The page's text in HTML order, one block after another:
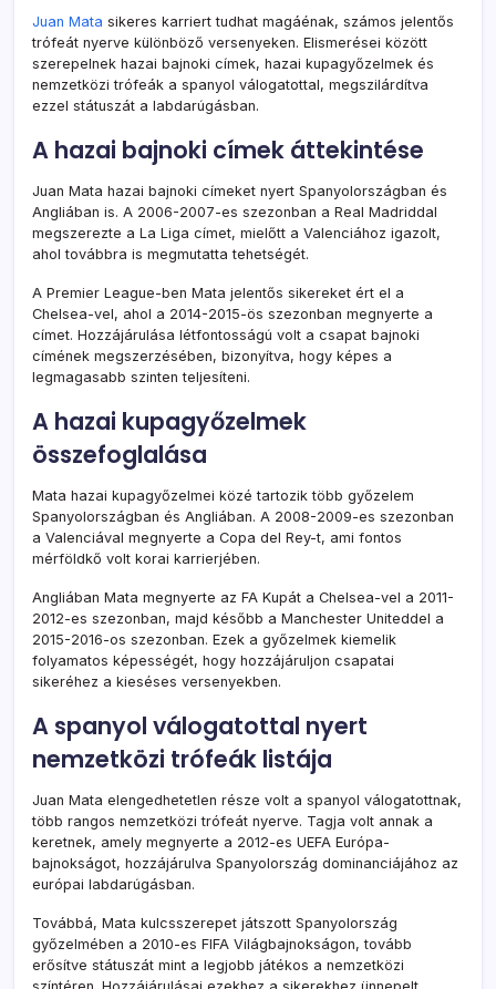
Juan Mata sikeres karriert tudhat magáénak, számos jelentős
trófeát nyerve különböző versenyeken. Elismerései között
szerepelnek hazai bajnoki címek, hazai kupagyőzelmek és
nemzetközi trófeák a spanyol válogatottal, megszilárdítva
ezzel státuszát a labdarúgásban.
A hazai bajnoki címek áttekintése
Juan Mata hazai bajnoki címeket nyert Spanyolországban és
Angliában is. A 2006-2007-es szezonban a Real Madriddal
megszerezte a La Liga címet, mielőtt a Valenciához igazolt,
ahol továbbra is megmutatta tehetségét.
A Premier League-ben Mata jelentős sikereket ért el a
Chelsea-vel, ahol a 2014-2015-ös szezonban megnyerte a
címet. Hozzájárulása létfontosságú volt a csapat bajnoki
címének megszerzésében, bizonyítva, hogy képes a
legmagasabb szinten teljesíteni.
A hazai kupagyőzelmek
összefoglalása
Mata hazai kupagyőzelmei közé tartozik több győzelem
Spanyolországban és Angliában. A 2008-2009-es szezonban
a Valenciával megnyerte a Copa del Rey-t, ami fontos
mérföldkő volt korai karrierjében.
Angliában Mata megnyerte az FA Kupát a Chelsea-vel a 2011-
2012-es szezonban, majd később a Manchester Uniteddel a
2015-2016-os szezonban. Ezek a győzelmek kiemelik
folyamatos képességét, hogy hozzájáruljon csapatai
sikeréhez a kieséses versenyekben.
A spanyol válogatottal nyert
nemzetközi trófeák listája
Juan Mata elengedhetetlen része volt a spanyol válogatottnak,
több rangos nemzetközi trófeát nyerve. Tagja volt annak a
keretnek, amely megnyerte a 2012-es UEFA Európa-
bajnokságot, hozzájárulva Spanyolország dominanciájához az
európai labdarúgásban.
Továbbá, Mata kulcsszerepet játszott Spanyolország
győzelmében a 2010-es FIFA Világbajnokságon, tovább
erősítve státuszát mint a legjobb játékos a nemzetközi